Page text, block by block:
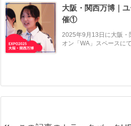
大阪・関西万博｜
催①
2025年9月13日に大阪・
オン「WA」スペースにて